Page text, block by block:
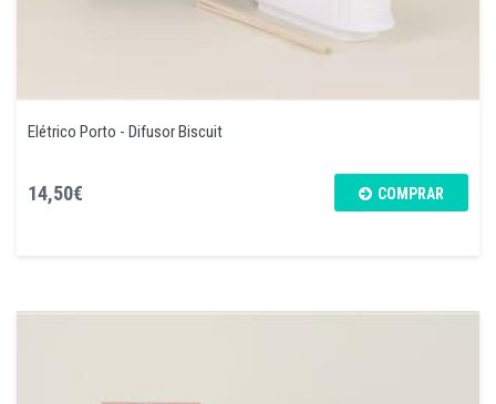
Elétrico Porto - Difusor Biscuit
14,50€ COMPRAR